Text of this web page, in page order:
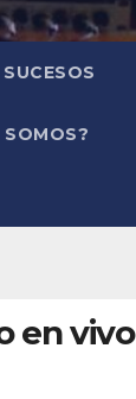
SUCESOS
SOMOS?
en vivo